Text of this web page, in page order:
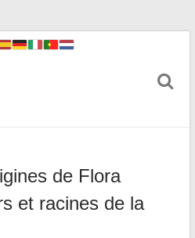
de Flora
et racines de la